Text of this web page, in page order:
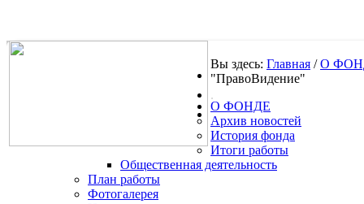
.
Вы здесь: Главная /О
"ПравоВидение"
О ФОНДЕ
Архив новостей
История фонда
Итоги работы
Общественная деятельность
План работы
Фотогалерея